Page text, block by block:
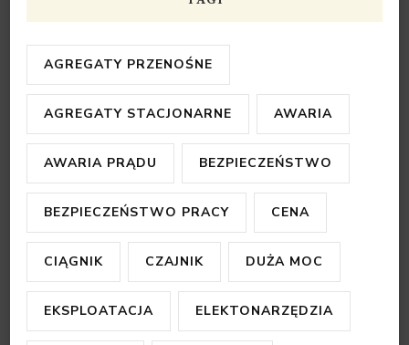
AGREGATY PRZENOŚNE
AGREGATY STACJONARNE AWARIA
AWARIA PRĄDU BEZPIECZEŃSTWO
BEZPIECZEŃSTWO PRACY CENA
CIĄGNIK CZAJNIK DUŻA MOC
EKSPLOATACJA ELEKTONARZĘDZIA